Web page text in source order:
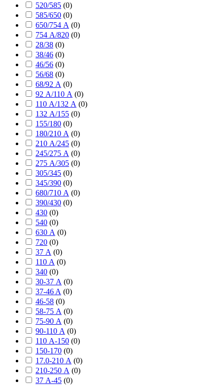
520/585 (0)
585/650 (0)
650/754 А (0)
754 А/820 (0)
28/38 (0)
38/46 (0)
46/56 (0)
56/68 (0)
68/92 А (0)
92 А/110 А (0)
110 А/132 А (0)
132 А/155 (0)
155/180 (0)
180/210 А (0)
210 А/245 (0)
245/275 А (0)
275 А/305 (0)
305/345 (0)
345/390 (0)
680/710 А (0)
390/430 (0)
430 (0)
540 (0)
630 А (0)
720 (0)
37 А (0)
110 А (0)
340 (0)
30-37 А (0)
37-46 A (0)
46-58 (0)
58-75 А (0)
75-90 А (0)
90-110 А (0)
110 А-150 (0)
150-170 (0)
17.0-210 А (0)
210-250 А (0)
37 А-45 (0)